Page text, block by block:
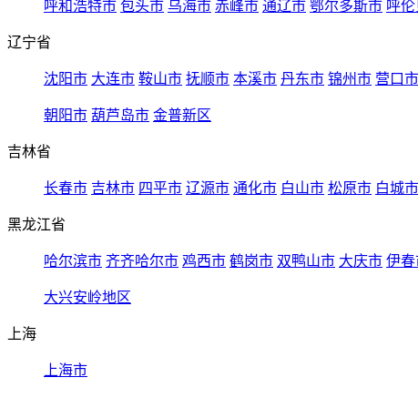
呼和浩特市 包头市 乌海市 赤峰市 通辽市 鄂尔多斯市 呼
辽宁省
沈阳市 大连市 鞍山市 抚顺市 本溪市 丹东市 锦州市 营口市
朝阳市 葫芦岛市 金普新区
吉林省
长春市 吉林市 四平市 辽源市 通化市 白山市 松原市 白城市
黑龙江省
哈尔滨市 齐齐哈尔市 鸡西市 鹤岗市 双鸭山市 大庆市 伊春
大兴安岭地区
上海
上海市